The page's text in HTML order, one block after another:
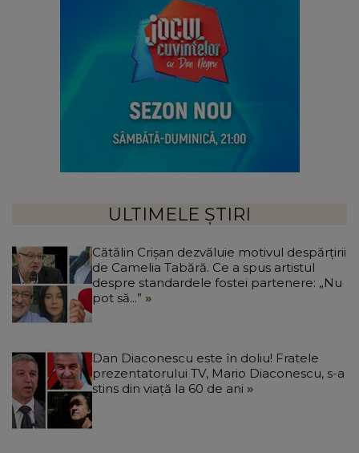
ULTIMELE ȘTIRI
Cătălin Crișan dezvăluie motivul despărțirii
de Camelia Tabără. Ce a spus artistul
despre standardele fostei partenere: „Nu
pot să...”
Dan Diaconescu este în doliu! Fratele
prezentatorului TV, Mario Diaconescu, s-a
stins din viață la 60 de ani